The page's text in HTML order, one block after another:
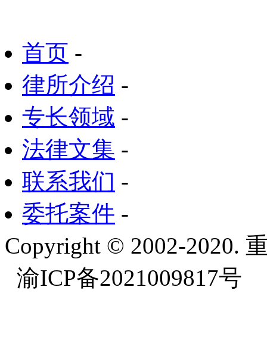
首页 -
律所介绍 -
专长领域 -
法律文集 -
联系我们 -
委托案件 -
Copyright © 2002-2020.
渝ICP备2021009817号